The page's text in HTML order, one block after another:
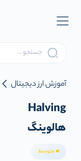
آموزش ارز دیجیتال
Halving
هالوینگ
متوسط